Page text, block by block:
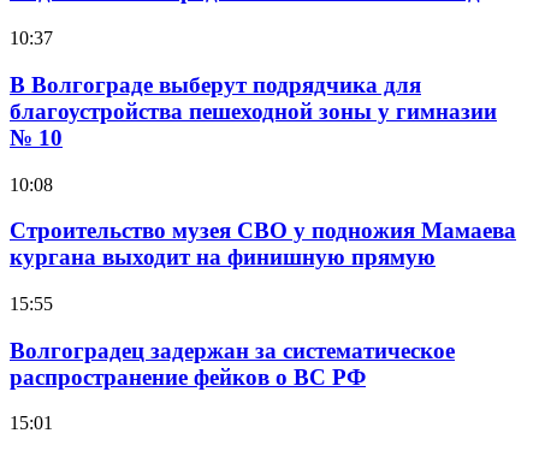
10:37
В Волгограде выберут подрядчика для
благоустройства пешеходной зоны у гимназии
№ 10
10:08
Строительство музея СВО у подножия Мамаева
кургана выходит на финишную прямую
15:55
Волгоградец задержан за систематическое
распространение фейков о ВС РФ
15:01